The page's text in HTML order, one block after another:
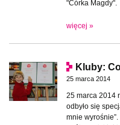
"Córka Magdy".
więcej »
Kluby:
25 marca 2014
25 marca 2014
odbyło się
mnie